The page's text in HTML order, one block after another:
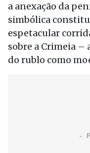
a anexação da
simbólica
espetacular
sobre a Crimeia –
do rublo como